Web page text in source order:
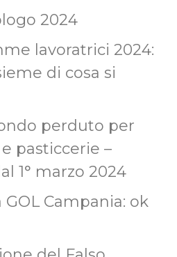
2024
lavoratrici 2024:
di cosa si
perduto per
pasticcerie –
1° marzo 2024
Campania: ok